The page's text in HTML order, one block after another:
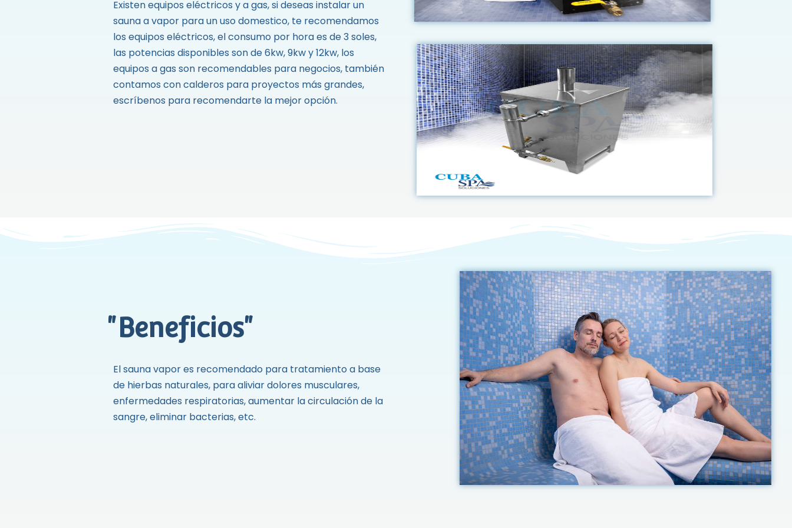
Existen equipos eléctricos y a gas, si deseas instalar un
sauna a vapor para un uso domestico, te recomendamos
los equipos eléctricos, el consumo por hora es de 3 soles,
las potencias disponibles son de 6kw, 9kw y 12kw, los
equipos a gas son recomendables para negocios, también
contamos con calderos para proyectos más grandes,
escríbenos para recomendarte la mejor opción.
"Beneficios"
El sauna vapor es recomendado para tratamiento a base
de hierbas naturales, para aliviar dolores musculares,
enfermedades respiratorias, aumentar la circulación de la
sangre, eliminar bacterias, etc.